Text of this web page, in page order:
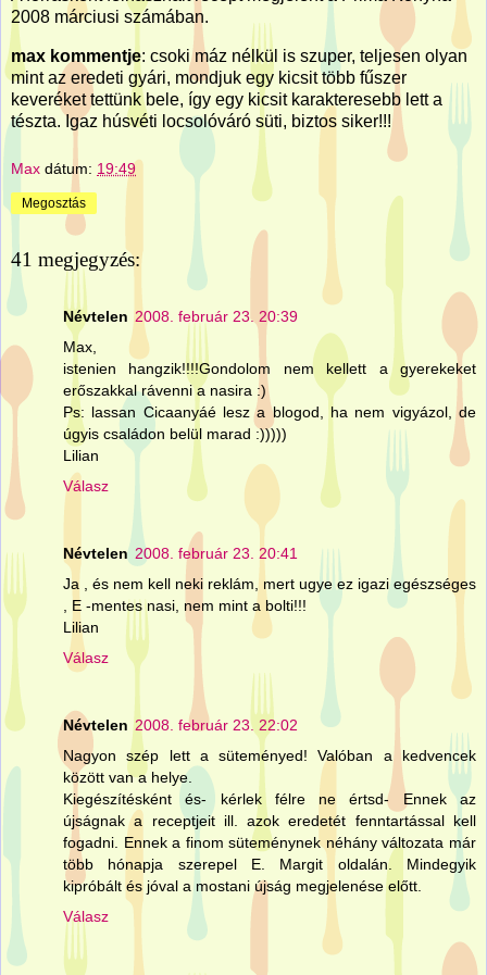
2008 márciusi számában.
max kommentje: csoki máz nélkül is szuper, teljesen olyan
mint az eredeti gyári, mondjuk egy kicsit több fűszer
keveréket tettünk bele, így egy kicsit karakteresebb lett a
tészta. Igaz húsvéti locsolóváró süti, biztos siker!!!
Max dátum: 19:49
Megosztás
41 megjegyzés:
Névtelen 2008. február 23. 20:39
Max,
istenien hangzik!!!!Gondolom nem kellett a gyerekeket
erőszakkal rávenni a nasira :)
Ps: lassan Cicaanyáé lesz a blogod, ha nem vigyázol, de
úgyis családon belül marad :)))))
Lilian
Válasz
Névtelen 2008. február 23. 20:41
Ja , és nem kell neki reklám, mert ugye ez igazi egészséges
, E -mentes nasi, nem mint a bolti!!!
Lilian
Válasz
Névtelen 2008. február 23. 22:02
Nagyon szép lett a süteményed! Valóban a kedvencek
között van a helye.
Kiegészítésként és- kérlek félre ne értsd- Ennek az
újságnak a receptjeit ill. azok eredetét fenntartással kell
fogadni. Ennek a finom süteménynek néhány változata már
több hónapja szerepel E. Margit oldalán. Mindegyik
kipróbált és jóval a mostani újság megjelenése előtt.
Válasz